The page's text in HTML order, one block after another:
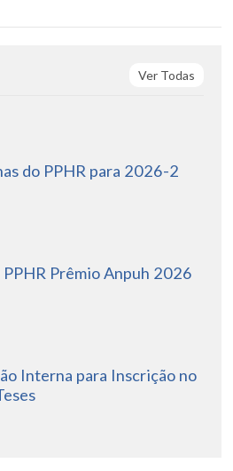
Ver Todas
do PPHR para 2026-2
Prêmio Anpuh 2026
Interna para Inscrição no